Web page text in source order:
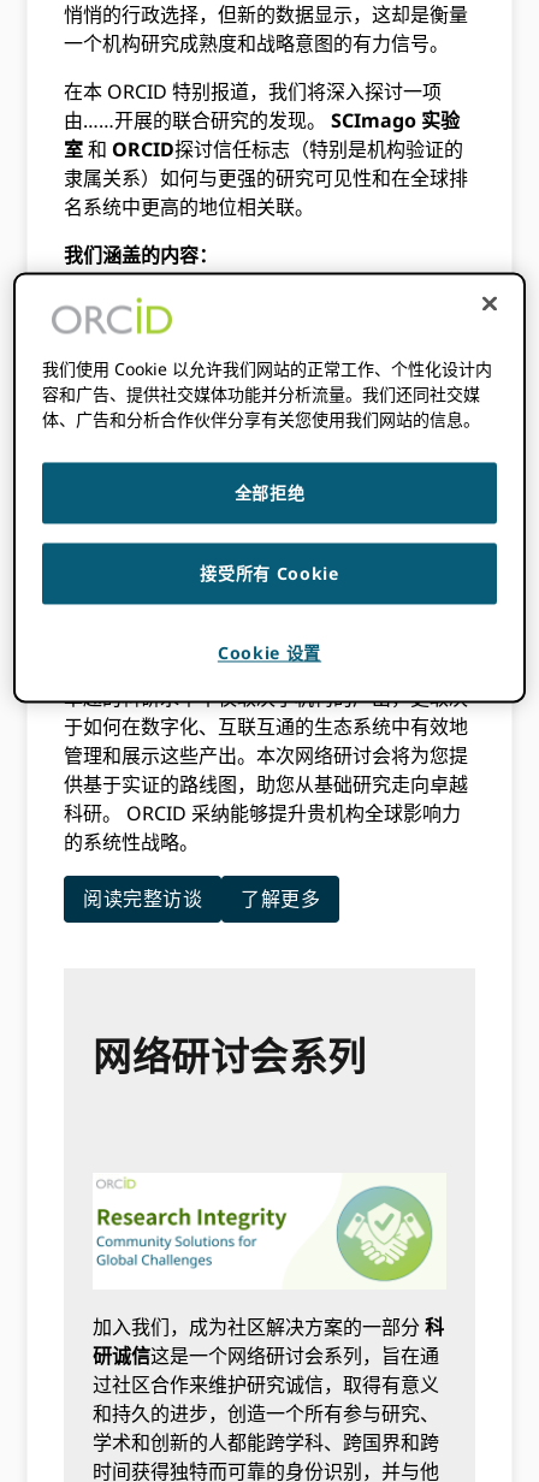
悄悄的行政选择，但新的数据显示，这却是衡量
一个机构研究成熟度和战略意图的有力信号。
在本 ORCID 特别报道，我们将深入探讨一项
由……开展的联合研究的发现。SCImago 实验
室和ORCID探讨信任标志（特别是机构验证的
隶属关系）如何与更强的研究可见性和在全球排
名系统中更高的地位相关联。
我们涵盖的内容：
信任标志的力量：
声明的数据如何创建传统自我报告的个人资料所
缺乏的“信任层”。
全球分析与趋势：对超过9,000家机构的分析结
采用模式各不相同。
联 ORCID 并提升了机构在全球排名中的表现。
卓越的科研水平不仅取决于机构的产出，更取决
于如何在数字化、互联互通的生态系统中有效地
管理和展示这些产出。本次网络研讨会将为您提
供基于实证的路线图，助您从基础研究走向卓越
科研。 ORCID 采纳能够提升贵机构全球影响力
的系统性战略。
阅读完整访谈 了解更多
网络研讨会系列
加入我们，成为社区解决方案的一部分科
研诚信这是一个网络研讨会系列，旨在通
过社区合作来维护研究诚信，取得有意义
和持久的进步，创造一个所有参与研究、
学术和创新的人都能跨学科、跨国界和跨
时间获得独特而可靠的身份识别，并与他
我们使用 Cookie 以允许我们网站的正常工作、个性化设计内
容和广告、提供社交媒体功能并分析流量。我们还同社交媒
体、广告和分析合作伙伴分享有关您使用我们网站的信息。
全部拒绝
接受所有 Cookie
Cookie 设置